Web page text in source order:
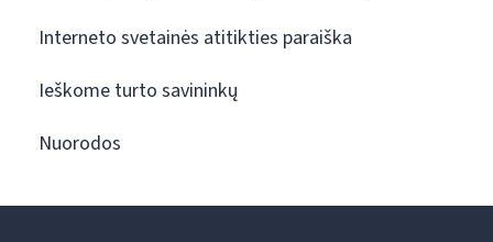
Interneto svetainės atitikties paraiška
Ieškome turto savininkų
Nuorodos